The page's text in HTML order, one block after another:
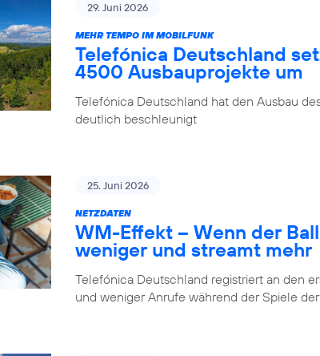
29. Juni 2026
MEHR TEMPO IM MOBILFUNK
Telefónica Deutschland
4500 Ausbauprojekte um
Telefónica Deutschland hat den Ausbau
deutlich beschleunigt
25. Juni 2026
NETZDATEN
WM-Effekt – Wenn der
weniger und streamt mehr
Telefónica Deutschland registriert an den
und weniger Anrufe während der Spiele